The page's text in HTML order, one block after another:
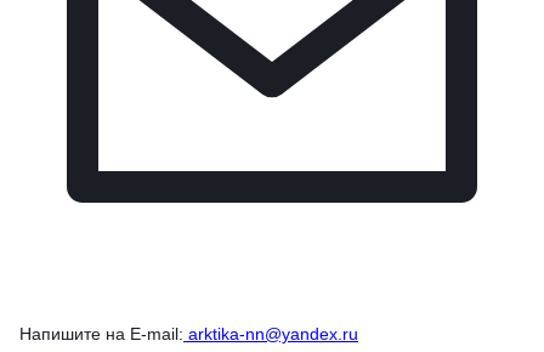
Напишите на E-mail: arktika-nn@yandex.ru